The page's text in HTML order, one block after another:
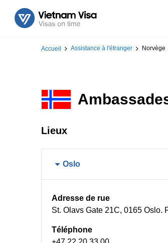
Accueil Assistance à l'étranger Norvège
Lieux
Oslo
Adresse de rue
St. Olavs Gate 21C, 0165 Oslo.
Téléphone